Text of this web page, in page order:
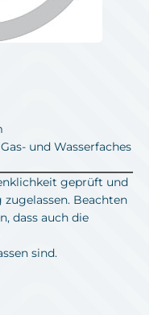
und Wasserfaches
geprüft und
Beachten
dass auch die
sind.